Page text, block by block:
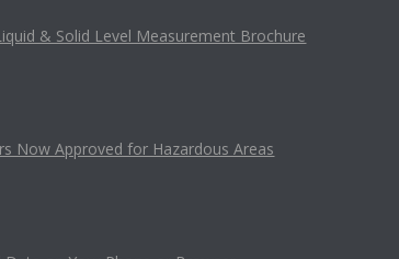
& Solid Level Measurement Brochure
Now Approved for Hazardous Areas